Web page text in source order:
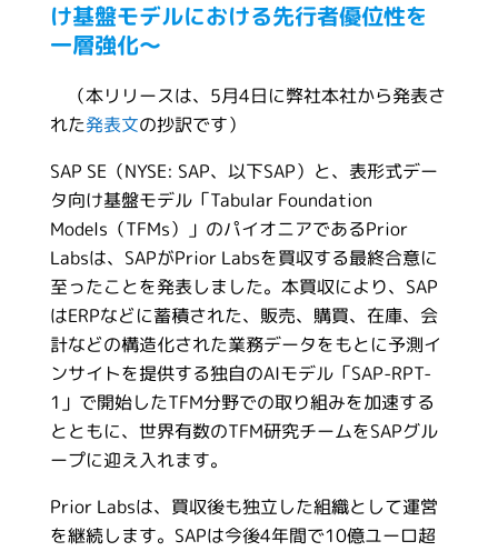
け基盤モデルにおける先行者優位性を
一層強化～
（本リリースは、5月4日に弊社本社から発表さ
れた発表文の抄訳です）
SAP SE（NYSE: SAP、以下SAP）と、表形式デー
タ向け基盤モデル「Tabular Foundation
Models（TFMs）」のパイオニアであるPrior
Labsは、SAPがPrior Labsを買収する最終合意に
至ったことを発表しました。本買収により、SAP
はERPなどに蓄積された、販売、購買、在庫、会
計などの構造化された業務データをもとに予測イ
ンサイトを提供する独自のAIモデル「SAP-RPT-
1」で開始したTFM分野での取り組みを加速する
とともに、世界有数のTFM研究チームをSAPグル
ープに迎え入れます。
Prior Labsは、買収後も独立した組織として運営
を継続します。SAPは今後4年間で10億ユーロ超